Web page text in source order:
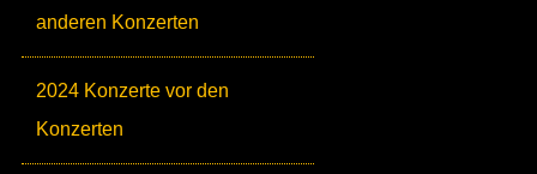
anderen Konzerten
2024 Konzerte vor den
Konzerten